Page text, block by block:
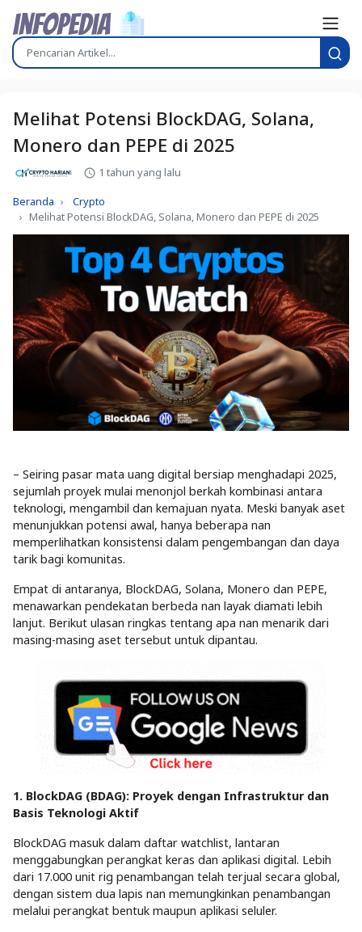
Melihat Potensi BlockDAG, Solana,
Monero dan PEPE di 2025
1 tahun yang lalu
Beranda
Crypto
Melihat Potensi BlockDAG, Solana, Monero dan PEPE di 2025
– Seiring pasar mata uang digital bersiap menghadapi 2025,
sejumlah proyek mulai menonjol berkah kombinasi antara
teknologi, mengambil dan kemajuan nyata. Meski banyak aset
menunjukkan potensi awal, hanya beberapa nan
memperlihatkan konsistensi dalam pengembangan dan daya
tarik bagi komunitas.
Empat di antaranya, BlockDAG, Solana, Monero dan PEPE,
menawarkan pendekatan berbeda nan layak diamati lebih
lanjut. Berikut ulasan ringkas tentang apa nan menarik dari
masing-masing aset tersebut untuk dipantau.
1. BlockDAG (BDAG): Proyek dengan Infrastruktur dan
Basis Teknologi Aktif
BlockDAG masuk dalam daftar watchlist, lantaran
menggabungkan perangkat keras dan aplikasi digital. Lebih
dari 17.000 unit rig penambangan telah terjual secara global,
dengan sistem dua lapis nan memungkinkan penambangan
melalui perangkat bentuk maupun aplikasi seluler.